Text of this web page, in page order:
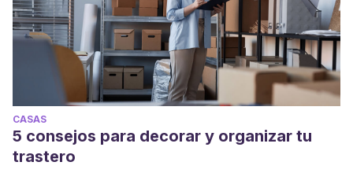
CASAS
5 consejos para decorar y organizar tu
trastero